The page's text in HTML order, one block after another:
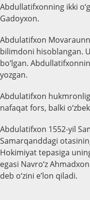
Abdullatifxonning ikki
Gadoyxon.
Abdulatifxon
bilimdoni hisoblangan.
bo‘lgan.
yozgan.
Abdulatifxon
nafaqat fors, balki
Abdulatifxon 1552-yil
Samarqanddagi
Hokimiyat tepasiga
egasi Navro‘z
deb o‘zini eʼlon qiladi.